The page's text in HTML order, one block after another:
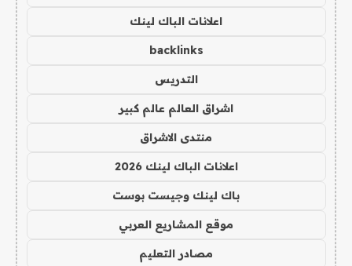
اعلانات الباك لينك
backlinks
التدريس
اشراق العالم عالم كبير
منتدى الاشراق
اعلانات الباك لينك 2026
باك لينك وجيست بوست
موقع المشاريع العربي
مصادر التعليم